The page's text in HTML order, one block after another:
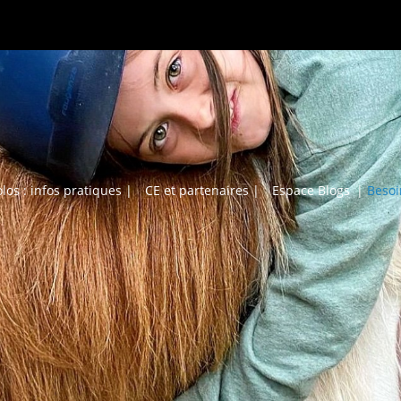
: infos pratiques | CE et partenaires | Espace Blogs |